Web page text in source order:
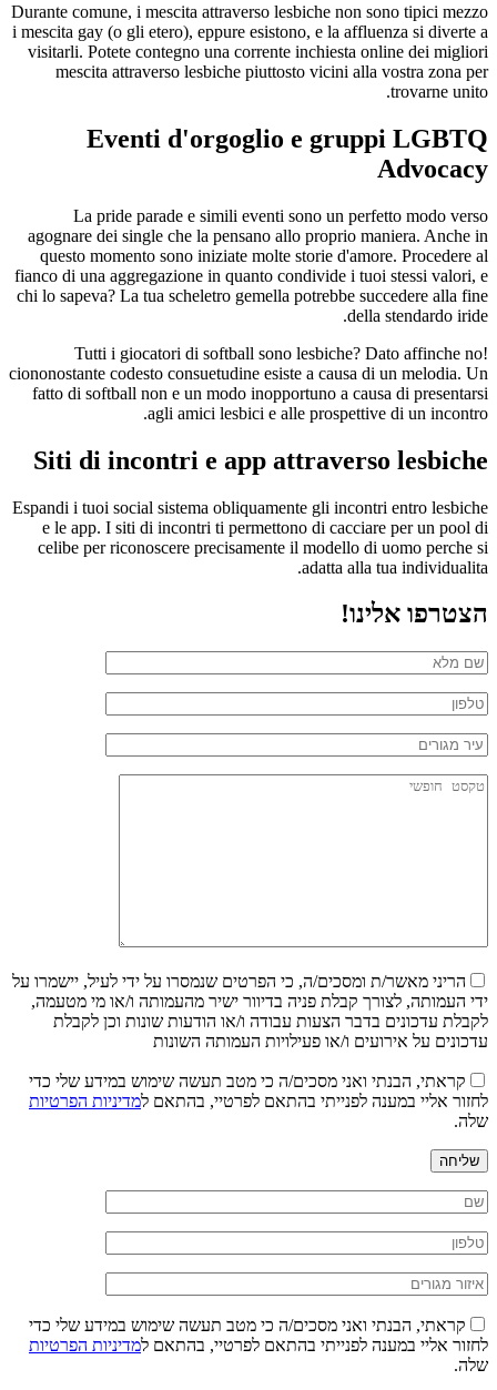
Durante comune, i mescita attraverso lesbiche non sono tipici mezzo
i mescita gay (o gli etero), eppure esistono, e la affluenza si diverte a
visitarli. Potete contegno una corrente inchiesta online dei migliori
mescita attraverso lesbiche piuttosto vicini alla vostra zona per
trovarne unito.
Eventi d'orgoglio e gruppi LGBTQ
Advocacy
La pride parade e simili eventi sono un perfetto modo verso
agognare dei single che la pensano allo proprio maniera. Anche in
questo momento sono iniziate molte storie d'amore. Procedere al
fianco di una aggregazione in quanto condivide i tuoi stessi valori, e
chi lo sapeva? La tua scheletro gemella potrebbe succedere alla fine
della stendardo iride.
Tutti i giocatori di softball sono lesbiche? Dato affinche no!
ciononostante codesto consuetudine esiste a causa di un melodia. Un
fatto di softball non e un modo inopportuno a causa di presentarsi
agli amici lesbici e alle prospettive di un incontro.
Siti di incontri e app attraverso lesbiche
Espandi i tuoi social sistema obliquamente gli incontri entro lesbiche
e le app. I siti di incontri ti permettono di cacciare per un pool di
celibe per riconoscere precisamente il modello di uomo perche si
adatta alla tua individualita.
הצטרפו אלינו!
הריני מאשר/ת ומסכים/ה, כי הפרטים שנמסרו על ידי לעיל, יישמרו על
ידי העמותה, לצורך קבלת פניה בדיוור ישיר מהעמותה ו/או מי מטעמה,
לקבלת עדכונים בדבר הצעות עבודה ו/או הודעות שונות וכן לקבלת
עדכונים על אירועים ו/או פעילויות העמותה השונות
קראתי, הבנתי ואני מסכים/ה כי מטב תעשה שימוש במידע שלי כדי
לחזור אליי במענה לפנייתי בהתאם לפרטיי, בהתאם למדיניות הפרטיות
שלה.
שליחה
קראתי, הבנתי ואני מסכים/ה כי מטב תעשה שימוש במידע שלי כדי
לחזור אליי במענה לפנייתי בהתאם לפרטיי, בהתאם למדיניות הפרטיות
שלה.